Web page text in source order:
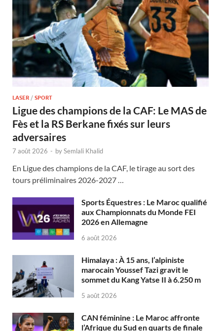
LASER / SPORT
Ligue des champions de la CAF: Le MAS de
Fès et la RS Berkane fixés sur leurs
adversaires
7 août 2026 - bySemlali Khalid
En Ligue des champions de la CAF, le tirage au sort des
tours préliminaires 2026-2027 …
Sports Équestres : Le Maroc qualifié
aux Championnats du Monde FEI
2026 en Allemagne
6 août 2026
Himalaya : À 15 ans, l’alpiniste
marocain Youssef Tazi gravit le
sommet du Kang Yatse II à 6.250 m
5 août 2026
CAN féminine : Le Maroc affronte
l’Afrique du Sud en quarts de finale